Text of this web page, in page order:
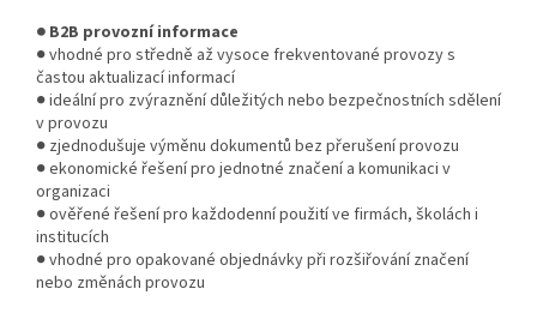
● B2B provozní informace
● vhodné pro středně až vysoce frekventované provozy s
častou aktualizací informací
● ideální pro zvýraznění důležitých nebo bezpečnostních sdělení
v provozu
● zjednodušuje výměnu dokumentů bez přerušení provozu
● ekonomické řešení pro jednotné značení a komunikaci v
organizaci
● ověřené řešení pro každodenní použití ve firmách, školách i
institucích
● vhodné pro opakované objednávky při rozšiřování značení
nebo změnách provozu